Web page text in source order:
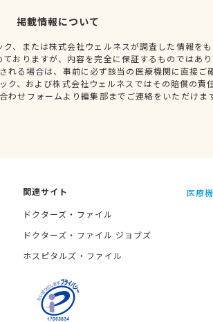
掲載情報について
、または株式会社ウェルネスが調査した情報を
おりますが、内容を完全に保証するものではあ
れる場合は、事前に必ず該当の医療機関に直接ご
ク、および株式会社ウェルネスではその賠償の責
わせフォームより編集部までご連絡をいただけま
関連サイト
ドクターズ・ファイル
ドクターズ・ファイル ジョブズ
ホスピタルズ・ファイル
医療